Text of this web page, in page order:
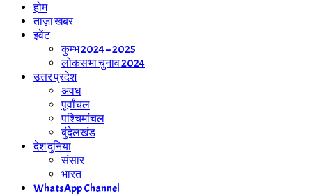
होम
ताज़ा खबर
इवेंट
कुम्भ 2024 – 2025
लोकसभा चुनाव 2024
उत्तर प्रदेश
अवध
पूर्वांचल
पश्चिमांचल
बुंदेलखंड
देश दुनिया
संसार
भारत
WhatsApp Channel